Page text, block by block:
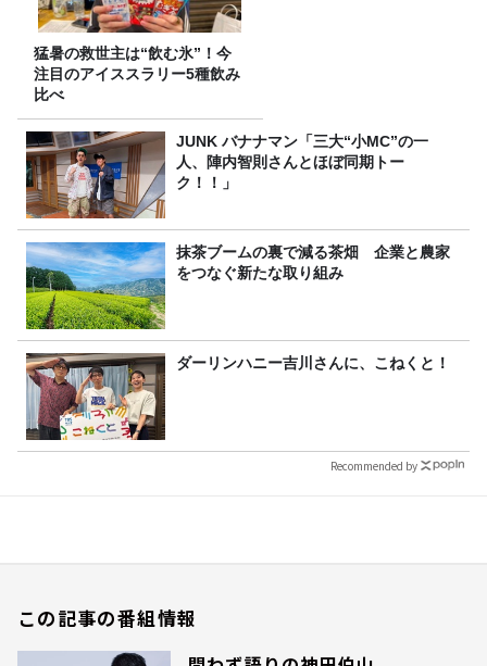
猛暑の救世主は“飲む氷”！今
注目のアイススラリー5種飲み
比べ
JUNK バナナマン「三大“小MC”の一
人、陣内智則さんとほぼ同期トー
ク！！」
抹茶ブームの裏で減る茶畑 企業と農家
をつなぐ新たな取り組み
ダーリンハニー吉川さんに、こねくと！
Recommended by
この記事の番組情報